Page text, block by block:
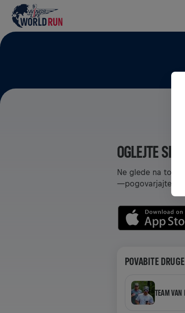
OGLEJTE SI
Ne glede na to,
—pogovarjajte se,
POVABITE
TEAM VAN